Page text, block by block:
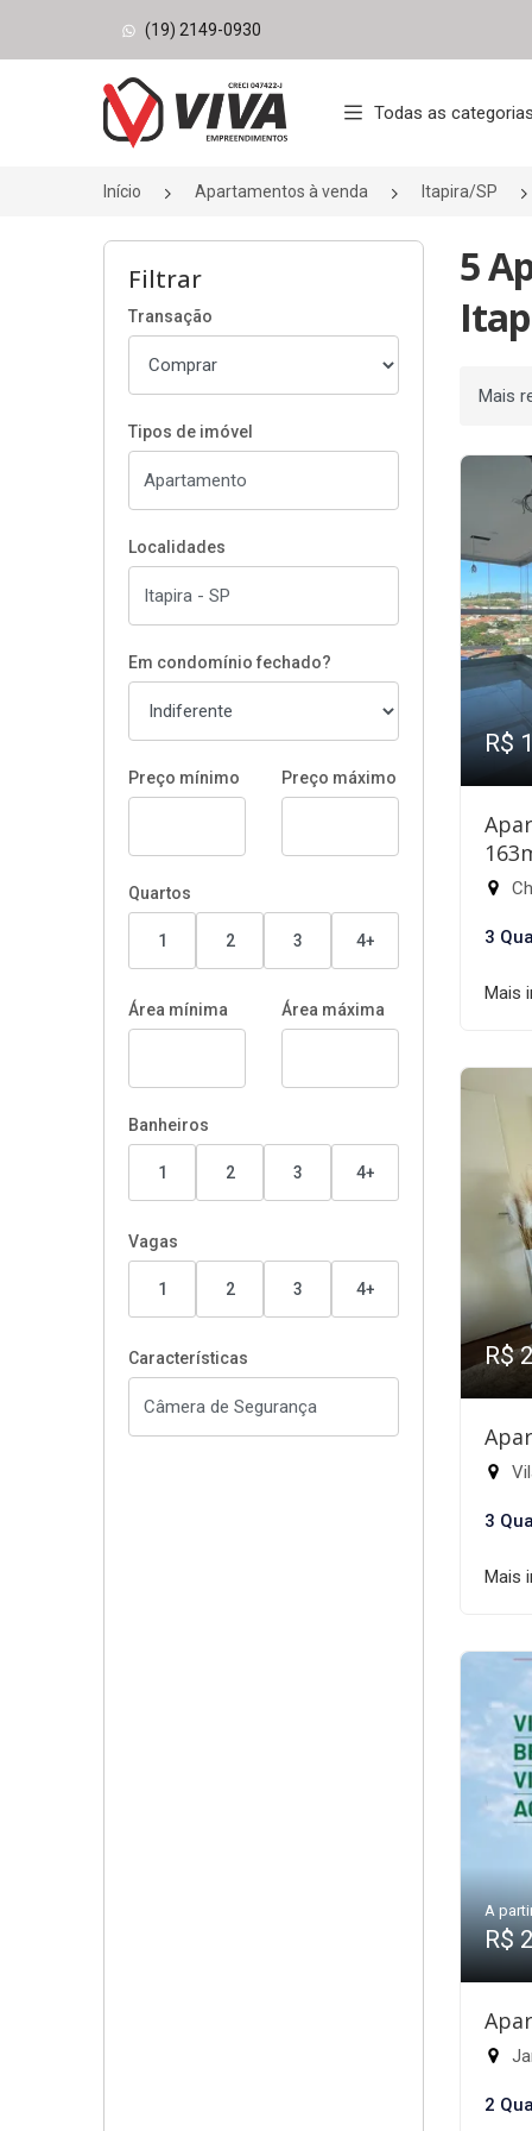
(19) 2149-0930
Página inicial
Todas as
Início Apartamentos à venda Itapira/SP
Filtrar
Transação
Tipos de imóvel
Localidades
Em condomínio fechado?
Preço mínimo Preço máximo
Quartos
1 2 3 4+
Área mínima Área máxima
Banheiros
1 2 3 4+
Vagas
1 2 3 4+
Características
5
R$
3
Mais
R$
3
Mais
A
R$
2